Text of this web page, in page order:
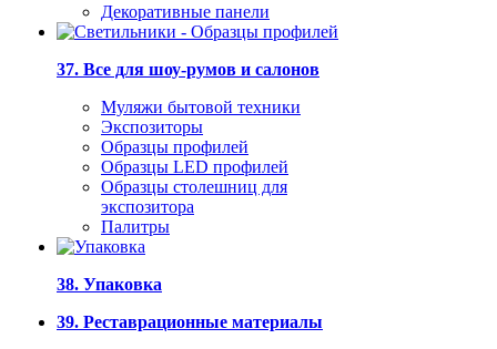
Декоративные панели
37. Все для шоу-румов и салонов
Муляжи бытовой техники
Экспозиторы
Образцы профилей
Образцы LED профилей
Образцы столешниц для
экспозитора
Палитры
38. Упаковка
39. Реставрационные материалы